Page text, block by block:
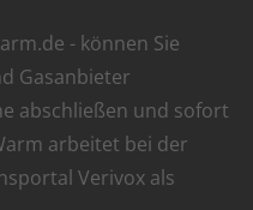
- können Sie
Gasanbieter
abschließen und sofort
arbeitet bei der
Verivox als